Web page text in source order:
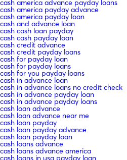
cash america advance payday loans
cash america payday advance
cash america payday loan
cash and advance loan
cash cash loan payday
cash cash payday loan
cash credit advance
cash credit payday loans
cash for payday loan
cash for payday loans
cash for you payday loans
cash in advance loan
cash in advance loans no credit check
cash in advance payday loan
cash in advance payday loans
cash loan advance
cash loan advance near me
cash loan payday
cash loan payday advance
cash loan payday loan
cash loans advance
cash loans advance america
cash loans in usa payday loan